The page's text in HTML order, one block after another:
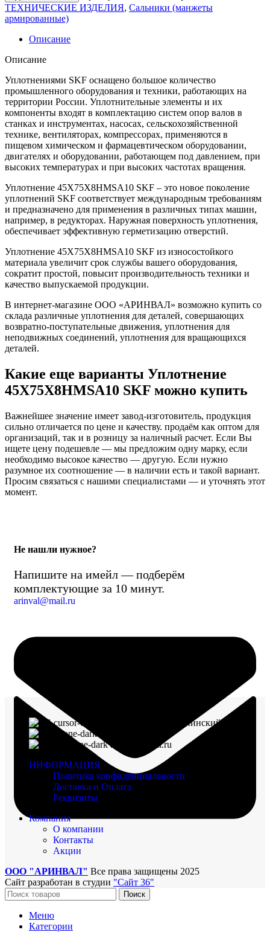
ТЕХНИЧЕСКИЕ ИЗДЕЛИЯ, Сальники (манжеты
армированные)
Описание
Описание
Уплотнениями SKF оснащено большое количество
промышленного оборудования и техники, работающих на
территории России. Уплотнительные элементы и их
компоненты входят в комплектацию систем опор валов в
станках и инструментах, насосах, сельскохозяйственной
технике, вентиляторах, компрессорах, применяются в
пищевом химическом и фармацевтическом оборудовании,
двигателях и оборудовании, работающем под давлением, при
высоких температурах и при высоких частотах вращения.
Уплотнение 45X75X8HMSA10 SKF – это новое поколение
уплотнений SKF соответствует международным требованиям
и предназначено для применения в различных типах машин,
например, в редукторах. Наружная поверхность уплотнения,
обеспечивает эффективную герметизацию отверстий.
Уплотнение 45X75X8HMSA10 SKF из износостойкого
материала увеличит срок службы вашего оборудования,
сократит простой, повысит производительность техники и
качество выпускаемой продукции.
В интернет-магазине ООО «АРИНВАЛ» возможно купить со
склада различные уплотнения для деталей, совершающих
возвратно-поступательные движения, уплотнения для
неподвижных соединений, уплотнения для вращающихся
деталей.
Какие еще варианты Уплотнение
45X75X8HMSA10 SKF можно купить
Важнейшее значение имеет завод-изготовитель, продукция
сильно отличается по цене и качеству. продаём как оптом для
организаций, так и в розницу за наличный расчет. Если Вы
ищете цену подешевле — мы предложим одну марку, если
необходимо высокое качество — другую. Если нужно
разумное их соотношение — в наличии есть и такой вариант.
Просим связаться с нашими специалистами — и уточнять этот
момент.
Не нашли нужное?
Напишите на имейл — подберём
комплектующие за 10 минут.
arinval@mail.ru
г. Воронеж, пр-кт Ленинский, д. 221
arinval@mail.ru
ИНФОРМАЦИЯ
Политика конфиденциальности
Доставка и Оплата
Реквизиты
Компания
О компании
Контакты
Акции
ООО "АРИНВАЛ" Все права защищены 2025
Сайт разработан в студии "Сайт 36"
Поиск
Меню
Категории